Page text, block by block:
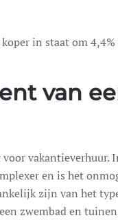
in staat om
van
vakantieverhuur.
en is het
zijn van het
zwembad en